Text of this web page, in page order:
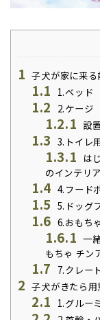
1 子犬が家に来
1.1 1.ベッド
1.2 2.ケージ
1.2.1 設
1.3 3.トイレ
1.3.1
は
のインテリ
1.4 4.フード
1.5 5.ドッグ
1.6 6.おもちゃ
1.6.1 一
もちゃ チン
1.7 7.クレー
2 子犬がきたら
2.1 1.グルー